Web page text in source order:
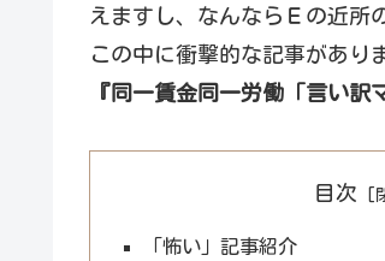
えますし、なんならＥの近所
この中に衝撃的な記事があり
『同一賃金同一労働「言い訳
目次
「怖い」記事紹介